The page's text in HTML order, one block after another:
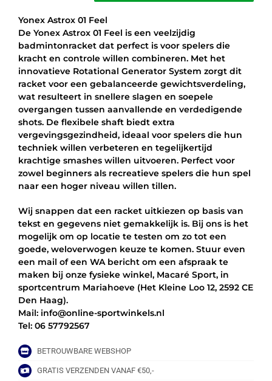
Yonex Astrox 01 Feel
De Yonex Astrox 01 Feel is een veelzijdig
badmintonracket dat perfect is voor spelers die
kracht en controle willen combineren. Met het
innovatieve Rotational Generator System zorgt dit
racket voor een gebalanceerde gewichtsverdeling,
wat resulteert in snellere slagen en soepele
overgangen tussen aanvallende en verdedigende
shots. De flexibele shaft biedt extra
vergevingsgezindheid, ideaal voor spelers die hun
techniek willen verbeteren en tegelijkertijd
krachtige smashes willen uitvoeren. Perfect voor
zowel beginners als recreatieve spelers die hun spel
naar een hoger niveau willen tillen.
Wij snappen dat een racket uitkiezen op basis van
tekst en gegevens niet gemakkelijk is. Bij ons is het
mogelijk om op locatie te testen om zo tot een
goede, weloverwogen keuze te komen. Stuur even
een mail of een WA bericht om een afspraak te
maken bij onze fysieke winkel, Macaré Sport, in
sportcentrum Mariahoeve (Het Kleine Loo 12, 2592 CE
Den Haag).
Mail: info@online-sportwinkels.nl
Tel: 06 57792567
BETROUWBARE WEBSHOP
GRATIS VERZENDEN VANAF €50,-